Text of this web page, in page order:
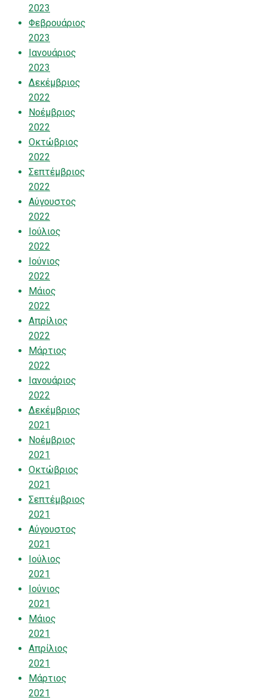
2023
Φεβρουάριος
2023
Ιανουάριος
2023
Δεκέμβριος
2022
Νοέμβριος
2022
Οκτώβριος
2022
Σεπτέμβριος
2022
Αύγουστος
2022
Ιούλιος
2022
Ιούνιος
2022
Μάιος
2022
Απρίλιος
2022
Μάρτιος
2022
Ιανουάριος
2022
Δεκέμβριος
2021
Νοέμβριος
2021
Οκτώβριος
2021
Σεπτέμβριος
2021
Αύγουστος
2021
Ιούλιος
2021
Ιούνιος
2021
Μάιος
2021
Απρίλιος
2021
Μάρτιος
2021